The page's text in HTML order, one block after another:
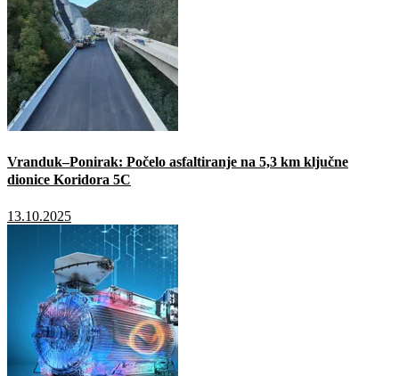
Vranduk–Ponirak: Počelo asfaltiranje na 5,3 km ključne
dionice Koridora 5C
13.10.2025